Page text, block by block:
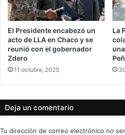
El Presidente encabezó un
acto de LLA en Chaco y se
reunió con el gobernador
Zdero
11 octubre, 2025
La
Deja un comentario
Tu dirección de correo electrónico no